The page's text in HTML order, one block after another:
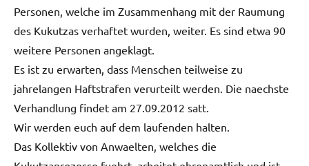
Personen, welche im Zusammenhang mit der Raumung
des Kukutzas verhaftet wurden, weiter. Es sind etwa 90
weitere Personen angeklagt.
Es ist zu erwarten, dass Menschen teilweise zu
jahrelangen Haftstrafen verurteilt werden. Die naechste
Verhandlung findet am 27.09.2012 satt.
Wir werden euch auf dem laufenden halten.
Das Kollektiv von Anwaelten, welches die